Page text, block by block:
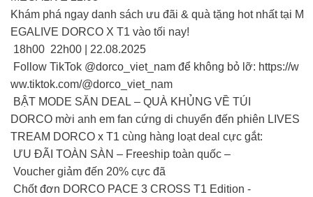
Khám phá ngay danh sách ưu đãi & quà tặng hot nhất tại M
EGALIVE DORCO X T1 vào tối nay!
18h00 22h00 | 22.08.2025
Follow TikTok @dorco_viet_nam để không bỏ lỡ: https://w
ww.tiktok.com/@dorco_viet_nam
BẬT MODE SĂN DEAL – QUÀ KHỦNG VỀ TÚI
DORCO mời anh em fan cứng di chuyển đến phiên LIVES
TREAM DORCO x T1 cùng hàng loạt deal cực gắt:
ƯU ĐÃI TOÀN SÀN – Freeship toàn quốc –
Voucher giảm đến 20% cực đã
Chốt đơn DORCO PACE 3 CROSS T1 Edition -